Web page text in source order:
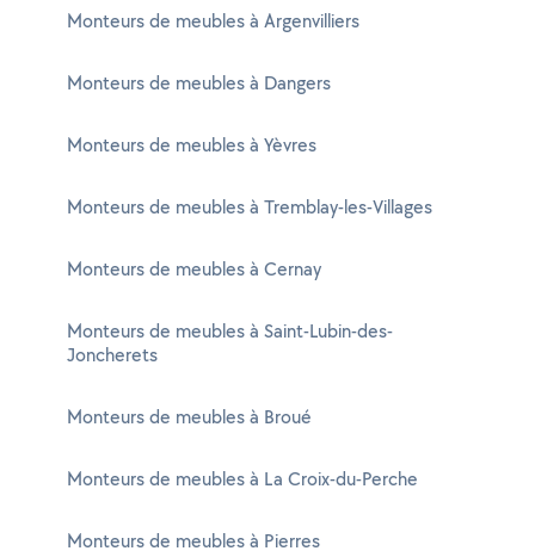
Monteurs de meubles à Argenvilliers
Monteurs de meubles à Dangers
Monteurs de meubles à Yèvres
Monteurs de meubles à Tremblay-les-Villages
Monteurs de meubles à Cernay
Monteurs de meubles à Saint-Lubin-des-
Joncherets
Monteurs de meubles à Broué
Monteurs de meubles à La Croix-du-Perche
Monteurs de meubles à Pierres